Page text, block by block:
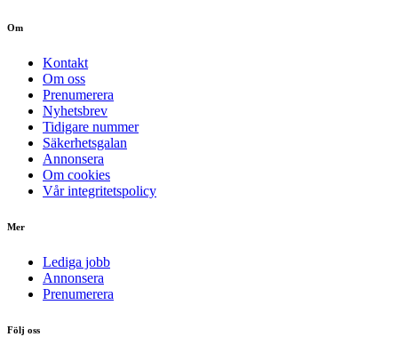
Om
Kontakt
Om oss
Prenumerera
Nyhetsbrev
Tidigare nummer
Säkerhetsgalan
Annonsera
Om cookies
Vår integritetspolicy
Mer
Lediga jobb
Annonsera
Prenumerera
Följ oss